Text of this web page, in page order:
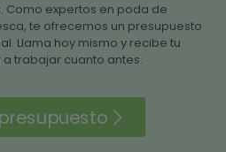
Como expertos en poda de
te ofrecemos un presupuesto
Llama hoy mismo y recibe tu
trabajar cuanto antes.